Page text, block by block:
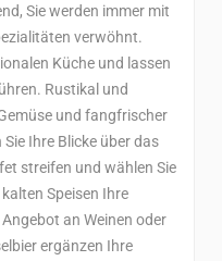
Sie werden immer mit
verwöhnt.
Küche und lassen
Rustikal und
und fangfrischer
Ihre Blicke über das
streifen und wählen Sie
Speisen Ihre
an Weinen oder
ergänzen Ihre